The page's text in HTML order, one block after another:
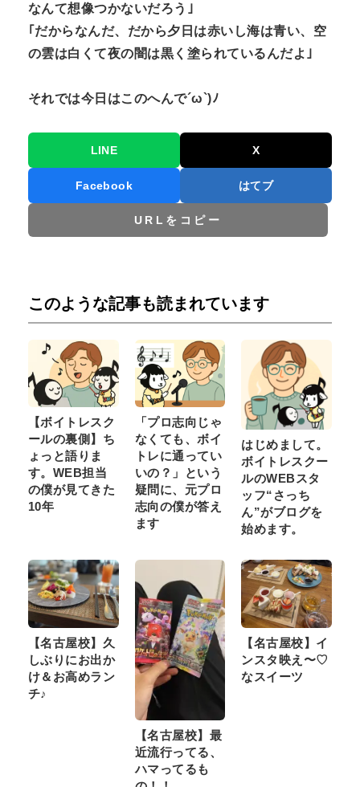
なんて想像つかないだろう｣
｢だからなんだ、だから夕日は赤いし海は青い、空
の雲は白くて夜の闇は黒く塗られているんだよ｣
それでは今日はこのへんで´ω`)ﾉ
LINE X
Facebook はてブ
URLをコピー
このような記事も読まれています
【ボイトレスク
ールの裏側】ち
ょっと語りま
す。WEB担当
の僕が見てきた
10年
「プロ志向じゃ
なくても、ボイ
トレに通ってい
いの？」という
疑問に、元プロ
志向の僕が答え
ます
はじめまして。
ボイトレスクー
ルのWEBスタ
ッフ“さっち
ん”がブログを
始めます。
【名古屋校】久
しぶりにお出か
け＆お高めラン
チ♪
【名古屋校】最
近流行ってる、
ハマってるも
【名古屋校】イ
ンスタ映え〜♡
なスイーツ